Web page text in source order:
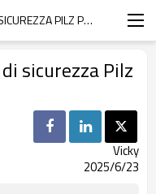
CONFIGURAZIONE DEL RELÈ DI SICUREZZA PILZ PNOZ S4
sicurezza Pilz
Vicky
2025/6/23